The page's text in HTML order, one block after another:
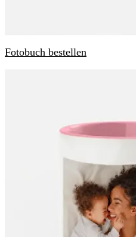
Fotobuch bestellen